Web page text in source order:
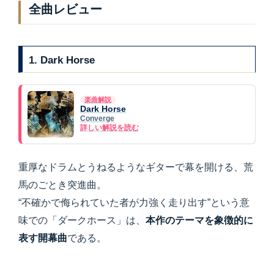
全曲レビュー
1. Dark Horse
楽曲解説
Dark Horse
Converge
詳しい解説を読む
重厚なドラムとうねるようなギターで幕を開ける、荒
馬のごとき突進曲。
“不確かで侮られていた者が力強く走り出す”という意
味での「ダークホース」は、 本作のテーマを象徴的に
表す開幕曲である。